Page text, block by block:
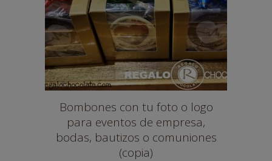
Bombones con tu foto o logo
para eventos de empresa,
bodas, bautizos o comuniones
(copia)